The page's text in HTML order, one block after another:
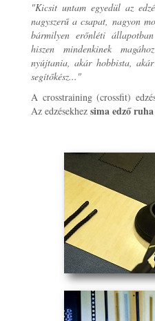
"Kicsit untam egyedül az
nagyszerű a csapat, nagyon
bármilyen erőnléti
hiszen mindenkinek
nyújtania, akár hobbista,
segítőkész..."
A crosstraining (crossfit)
Az edzésekhez sima edző ruha